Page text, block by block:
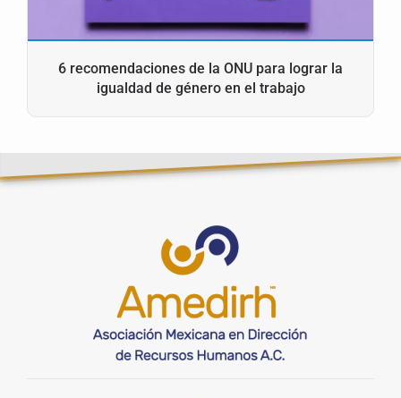
6 recomendaciones de la ONU para lograr la
igualdad de género en el trabajo